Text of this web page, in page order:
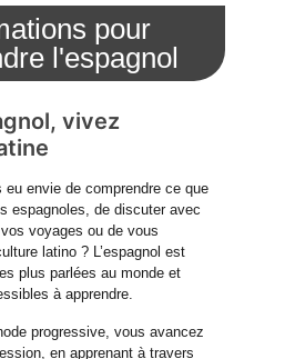
pour
l'espagnol
vivez
eu envie de comprendre ce que
espagnoles, de discuter avec
voyages ou de vous
latino ? L’espagnol est
plus parlées au monde et
à apprendre.
progressive, vous avancez
en apprenant à travers